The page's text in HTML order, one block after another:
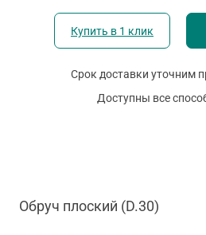
Купить в 1 клик
Срок доставки уточним
Доступны все
Обруч плоский (D.30)